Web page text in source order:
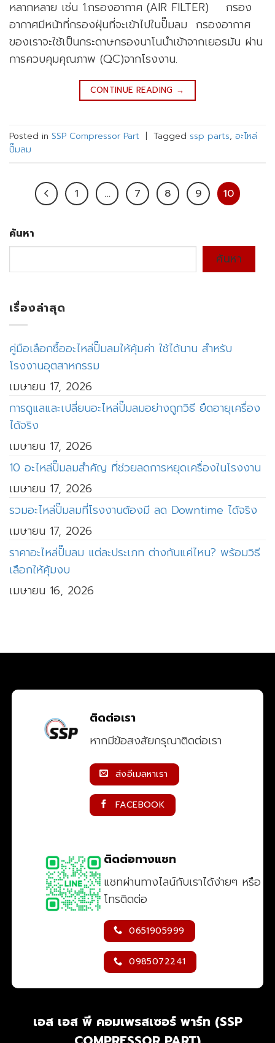
หลากหลาย เช่น 1.กรองอากาศ (AIR FILTER) กรอง
อากาศมีหน้าที่กรองฝุ่นที่จะเข้าไปในปั๊มลม กรองอากาศ
ของเราจะใช้เป็นกระดาษกรองนาโนนำเข้าจากเยอรมัน ผ่าน
การควบคุมคุณภาพ (QC)จากโรงงาน.
CONTINUE READING →
Posted in SSP Compressor Part | Tagged ssp parts, อะไหล่
ปั๊มลม
1 … 7 8 9 10
ค้นหา
ค้นหา
เรื่องล่าสุด
คู่มือเลือกซื้ออะไหล่ปั๊มลมให้คุ้มค่า ใช้ได้นาน สำหรับ
โรงงานอุตสาหกรรม
เมษายน 17, 2026
การดูแลและเปลี่ยนอะไหล่ปั๊มลมอย่างถูกวิธี ยืดอายุเครื่อง
ได้จริง
เมษายน 17, 2026
10 อะไหล่ปั๊มลมสำคัญ ที่ช่วยลดการหยุดเครื่องในโรงงาน
เมษายน 17, 2026
รวมอะไหล่ปั๊มลมที่โรงงานต้องมี ลด Downtime ได้จริง
เมษายน 17, 2026
ราคาอะไหล่ปั๊มลม แต่ละประเภท ต่างกันแค่ไหน? พร้อมวิธี
เลือกให้คุ้มงบ
เมษายน 16, 2026
ติดต่อเรา
หากมีข้อสงสัยกรุณาติดต่อเรา
ส่งอีเมลหาเรา
FACEBOOK
ติดต่อทางแชท
แชทผ่านทางไลน์กับเราได้ง่ายๆ หรือ
โทรติดต่อ
0651905999
0985072241
เอส เอส พี คอมเพรสเซอร์ พาร์ท (SSP